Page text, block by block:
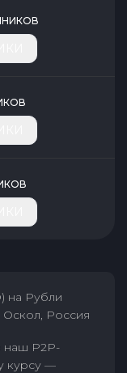
на Рубли
Оскол, Россия
наш P2P-
курсу —